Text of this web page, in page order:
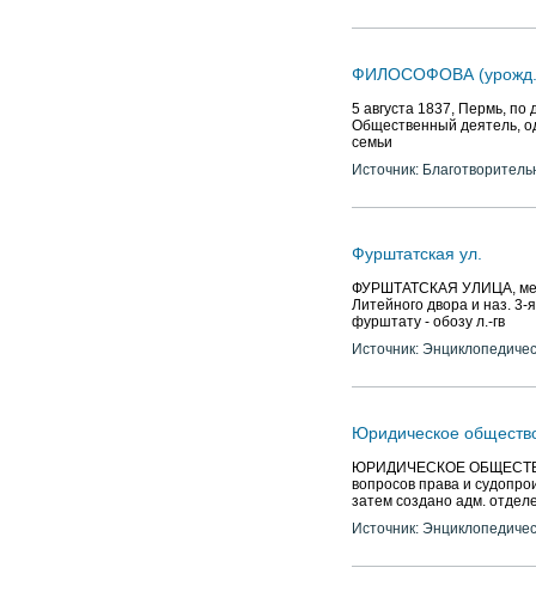
ФИЛОСОФОВА (урожд.
5 августа 1837, Пермь,
Общественный деятель,
семьи
Источник:
Фурштатская ул.
ФУРШТАТСКАЯ УЛИЦА,
Литейного двора и наз. 3-
фурштату - обозу л.-гв
Источник:
Юридическое
ЮРИДИЧЕСКОЕ ОБЩЕСТВО
вопросов права и
затем создано адм.
Источник: